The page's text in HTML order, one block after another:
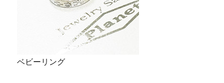
ベビーリング